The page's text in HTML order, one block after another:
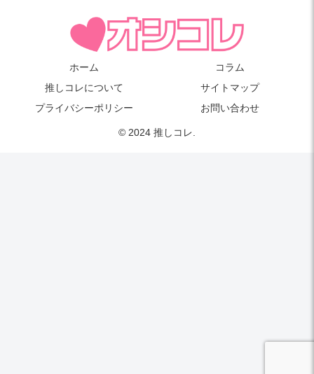
ホーム
コラム
推しコレについて
サイトマップ
プライバシーポリシー
お問い合わせ
© 2024 推しコレ.